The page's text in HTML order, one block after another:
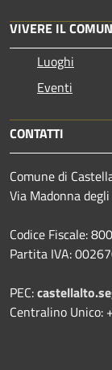
VIVERE IL
Luoghi
Eventi
CONTATTI
Comune di
Via Madonna
Codice Fiscale:
Partita IVA:
PEC:
Centralino Unico: